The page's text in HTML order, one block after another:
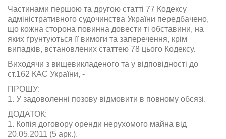
Частинами першою та другою статті 77 Кодексу
адміністративного судочинства України передбачено,
що кожна сторона повинна довести ті обставини, на
яких ґрунтуються її вимоги та заперечення, крім
випадків, встановлених статтею 78 цього Кодексу.
Виходячи з вищевикладеного та у відповідності до
ст.162 КАС України, -
ПРОШУ:
1. У задоволенні позову відмовити в повному обсязі.
ДОДАТОК:
1. Копія договору оренди нерухомого майна від
20.05.2011 (5 арк.).